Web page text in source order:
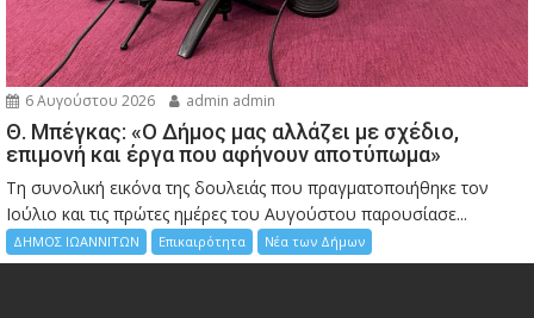
6 Αυγούστου 2026 admin admin
Θ. Μπέγκας: «Ο Δήμος μας αλλάζει με σχέδιο,
επιμονή και έργα που αφήνουν αποτύπωμα»
Τη συνολική εικόνα της δουλειάς που πραγματοποιήθηκε τον
Ιούλιο και τις πρώτες ημέρες του Αυγούστου παρουσίασε...
ΔΗΜΟΣ ΙΩΑΝΝΙΤΩΝ Επικαιρότητα Νέα των Δήμων